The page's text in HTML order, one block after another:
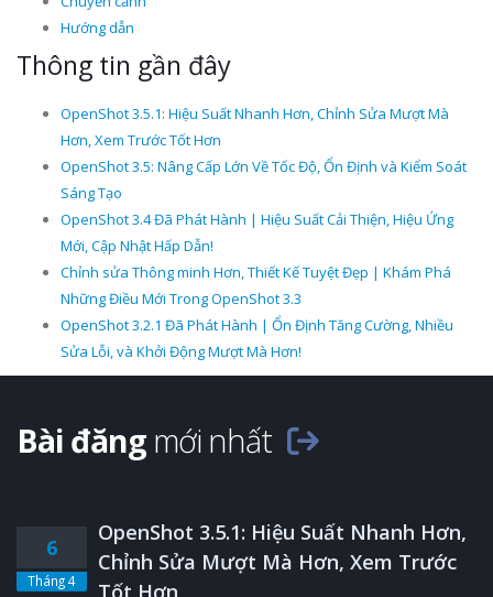
Hướng dẫn
Thông tin gần đây
OpenShot 3.5.1: Hiệu Suất Nhanh Hơn, Chỉnh Sửa Mượt Mà
Hơn, Xem Trước Tốt Hơn
OpenShot 3.5: Nâng Cấp Lớn Về Tốc Độ, Ổn Định và Kiểm Soát
Sáng Tạo
OpenShot 3.4 Đã Phát Hành | Hiệu Suất Cải Thiện, Hiệu Ứng
Mới, Cập Nhật Hấp Dẫn!
Chỉnh sửa Thông minh Hơn, Thiết Kế Tuyệt Đẹp | Khám Phá
Những Điều Mới Trong OpenShot 3.3
OpenShot 3.2.1 Đã Phát Hành | Ổn Định Tăng Cường, Nhiều
Sửa Lỗi, và Khởi Động Mượt Mà Hơn!
Bài đăng mới nhất
6
Tháng 4
OpenShot 3.5.1: Hiệu Suất Nhanh Hơn,
Chỉnh Sửa Mượt Mà Hơn, Xem Trước